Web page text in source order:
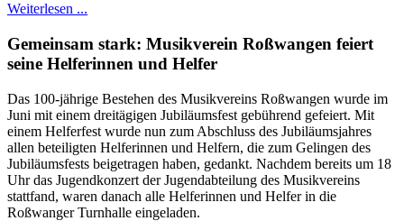
Weiterlesen ...
Gemeinsam stark: Musikverein Roßwangen feiert
seine Helferinnen und Helfer
Das 100-jährige Bestehen des Musikvereins Roßwangen wurde im
Juni mit einem dreitägigen Jubiläumsfest gebührend gefeiert. Mit
einem Helferfest wurde nun zum Abschluss des Jubiläumsjahres
allen beteiligten Helferinnen und Helfern, die zum Gelingen des
Jubiläumsfests beigetragen haben, gedankt. Nachdem bereits um 18
Uhr das Jugendkonzert der Jugendabteilung des Musikvereins
stattfand, waren danach alle Helferinnen und Helfer in die
Roßwanger Turnhalle eingeladen.